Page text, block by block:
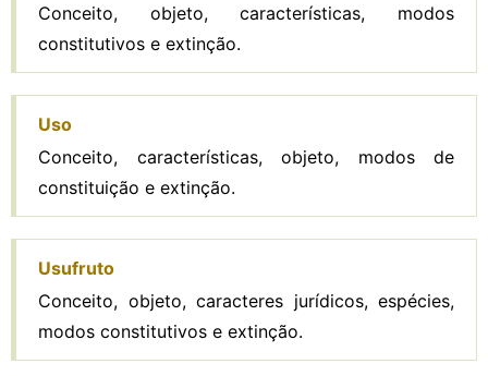
Conceito, objeto, características, modos
constitutivos e extinção.
Uso
Conceito, características, objeto, modos de
constituição e extinção.
Usufruto
Conceito, objeto, caracteres jurídicos, espécies,
modos constitutivos e extinção.